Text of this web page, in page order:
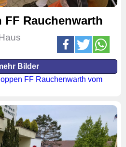
Rauchenwarth
Bilder
FF Rauchenwarth vom